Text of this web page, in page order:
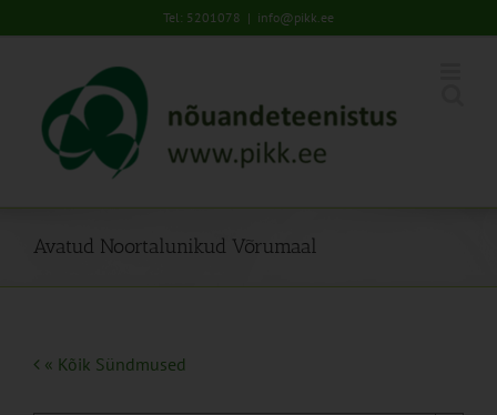
to
Tel: 5201078 | info@pikk.ee
Avatud Noortalunikud Võrumaal
« Kõik Sündmused